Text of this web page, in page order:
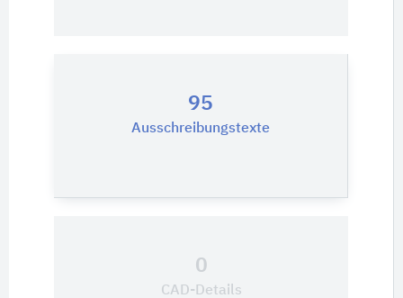
95
Ausschreibungstexte
0
CAD-Details